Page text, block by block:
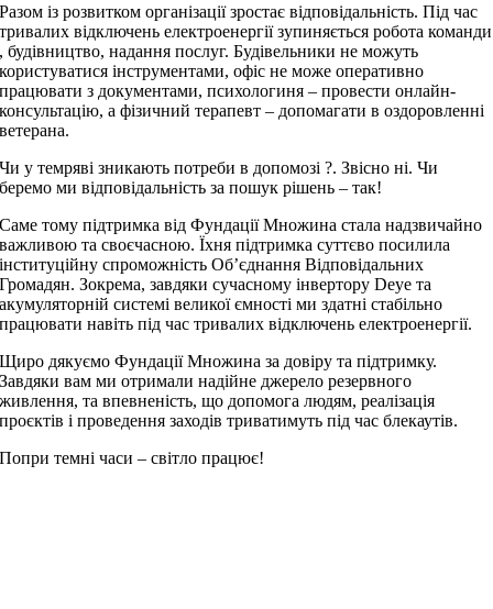
Разом із розвитком організації зростає відповідальність. Під час
тривалих відключень електроенергії зупиняється робота команди
, будівництво, надання послуг. Будівельники не можуть
користуватися інструментами, офіс не може оперативно
працювати з документами, психологиня – провести онлайн-
консультацію, а фізичний терапевт – допомагати в оздоровленні
ветерана.
Чи у темряві зникають потреби в допомозі ?. Звісно ні. Чи
беремо ми відповідальність за пошук рішень – так!
Саме тому підтримка від Фундації Множина стала надзвичайно
важливою та своєчасною. Їхня підтримка суттєво посилила
інституційну спроможність Об’єднання Відповідальних
Громадян. Зокрема, завдяки сучасному інвертору Deye та
акумуляторній системі великої ємності ми здатні стабільно
працювати навіть під час тривалих відключень електроенергії.
Щиро дякуємо Фундації Множина за довіру та підтримку.
Завдяки вам ми отримали надійне джерело резервного
живлення, та впевненість, що допомога людям, реалізація
проєктів і проведення заходів триватимуть під час блекаутів.
Попри темні часи – світло працює!